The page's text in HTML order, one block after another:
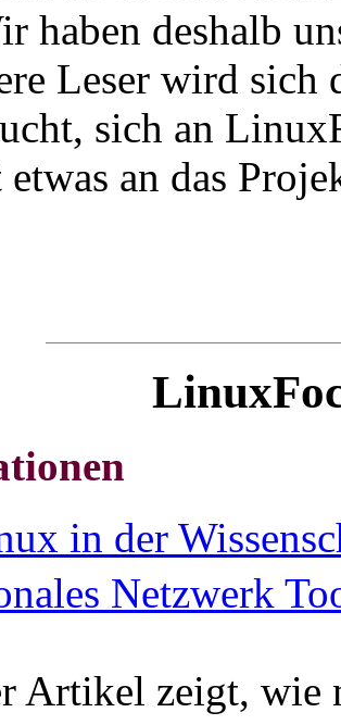
haben deshalb
Leser wird sich
sich an
an das
in der
Netzwerk
Artikel zeigt, wie